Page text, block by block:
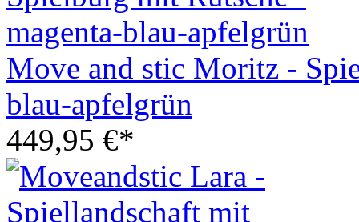
Move and stic Moritz -
blau-apfelgrün
449,95 €*